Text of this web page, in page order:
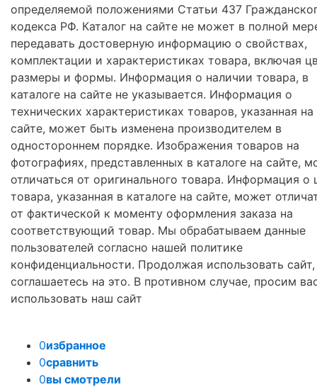
определяемой положениями Статьи 437
кодекса РФ. Каталог на сайте не может в полной
передавать достоверную информацию о свойствах,
комплектации и характеристиках товара, включая
размеры и формы. Информация о наличии товара, в
каталоге на сайте не указывается. Информация о
технических характеристиках товаров, указанная на
сайте, может быть изменена производителем в
одностороннем порядке. Изображения товаров на
фотографиях, представленных в каталоге на сайте,
отличаться от оригинального товара. Информация о
товара, указанная в каталоге на сайте, может
от фактической к моменту оформления заказа на
соответствующий товар. Мы обрабатываем данные
пользователей согласно нашей политике
конфиденциальности. Продолжая использовать
соглашаетесь на это. В противном случае, просим
использовать наш сайт
0избранное
0сравнить
0вы смотрели